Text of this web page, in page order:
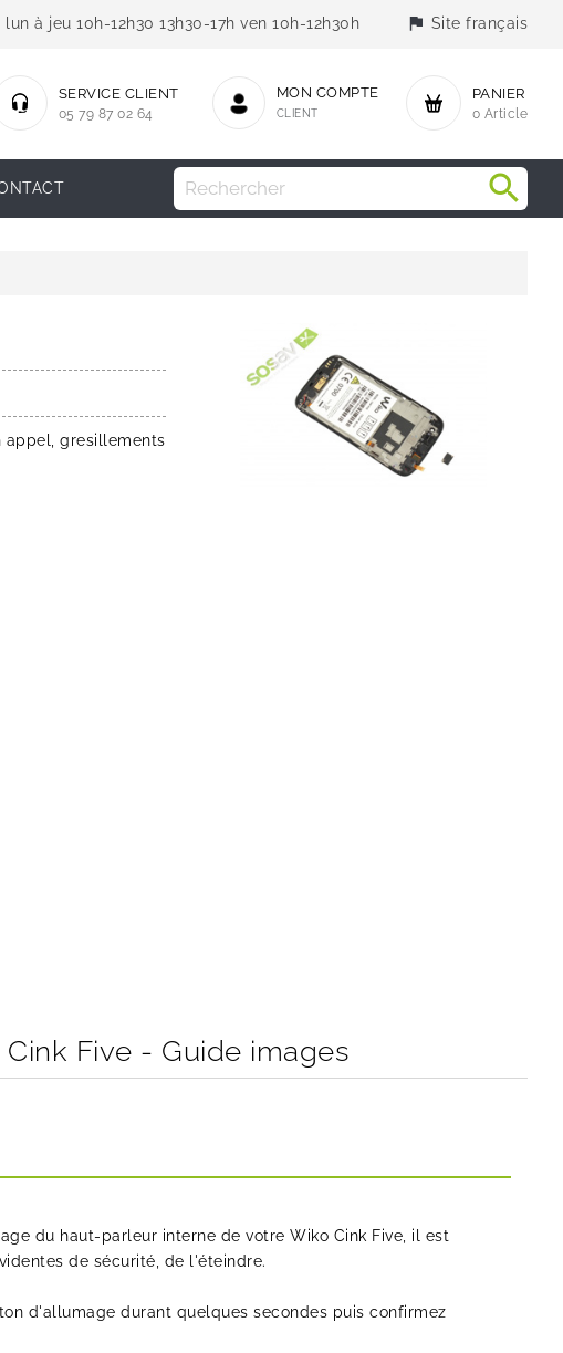
à jeu 10h-12h30 13h30-17h ven 10h-12h30h flag Site français
PANIER
0 Article
MON COMPTE
CLIENT
SERVICE CLIENT
05 79 87 02 64
appel, gresillements
Five - Guide images
du haut-parleur interne de votre Wiko Cink Five, il est
de sécurité, de l'éteindre.
d'allumage durant quelques secondes puis confirmez